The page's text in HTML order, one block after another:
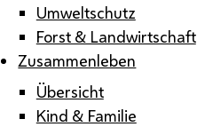
Umweltschutz
Forst & Landwirtschaft
Zusammenleben
Übersicht
Kind & Familie